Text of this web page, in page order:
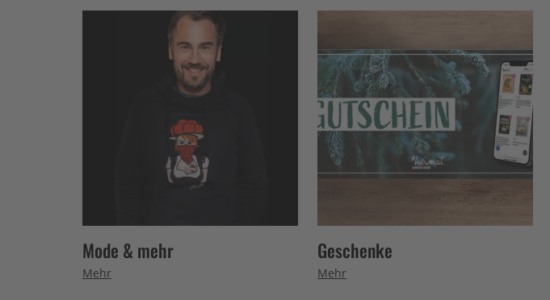
Mode & mehr
Mehr
Geschenke
Mehr